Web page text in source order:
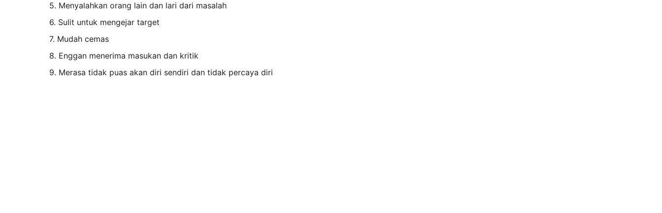
5. Menyalahkan orang lain dan lari dari masalah
6. Sulit untuk mengejar target
7. Mudah cemas
8. Enggan menerima masukan dan kritik
9. Merasa tidak puas akan diri sendiri dan tidak percaya diri